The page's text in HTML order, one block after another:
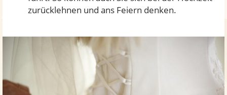
zurücklehnen und ans Feiern denken.